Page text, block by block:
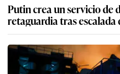
Putin crea un servicio de
retaguardia tras